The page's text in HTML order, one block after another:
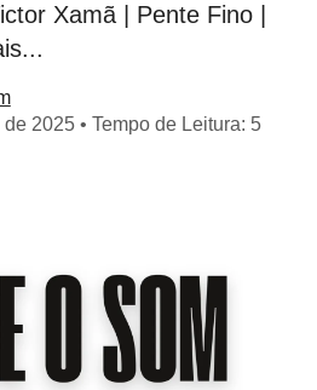
Xamã | Pente Fino |
2025 • Tempo de Leitura: 5